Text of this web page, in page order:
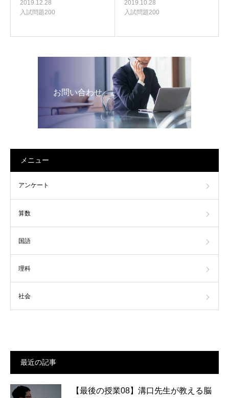
2019.12.28
入試問題200
2019.10.28
入試問題200
お問い合わせ
メニュー
アンケート
算数
国語
理科
社会
最近の記事
【最後の授業08】溝口先生が教える脳